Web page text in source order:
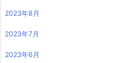
2023年8月
2023年7月
2023年6月